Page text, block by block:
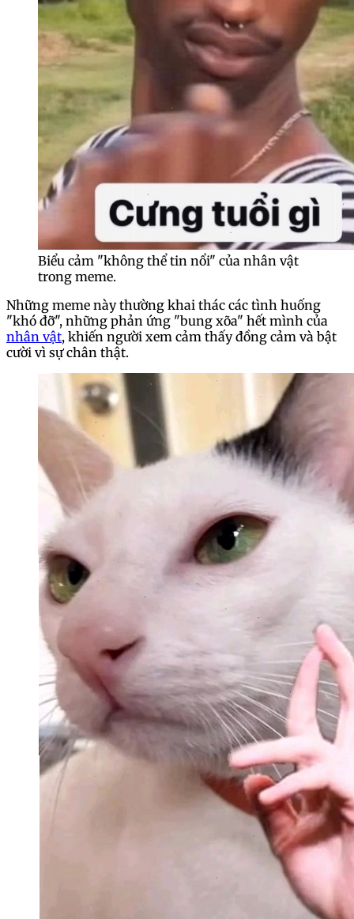
Biểu cảm "không thể tin nổi" của nhân vật
trong meme.
Những meme này thường khai thác các tình huống
"khó đỡ", những phản ứng "bung xõa" hết mình của
nhân vật, khiến người xem cảm thấy đồng cảm và bật
cười vì sự chân thật.